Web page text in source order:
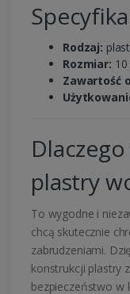
Rodzaj:
Rozmiar:
Zawartość
plastry
To wygodne i
chcą skutecznie
zabrudzeniami.
konstrukcji plastry
bezpieczeństwo w